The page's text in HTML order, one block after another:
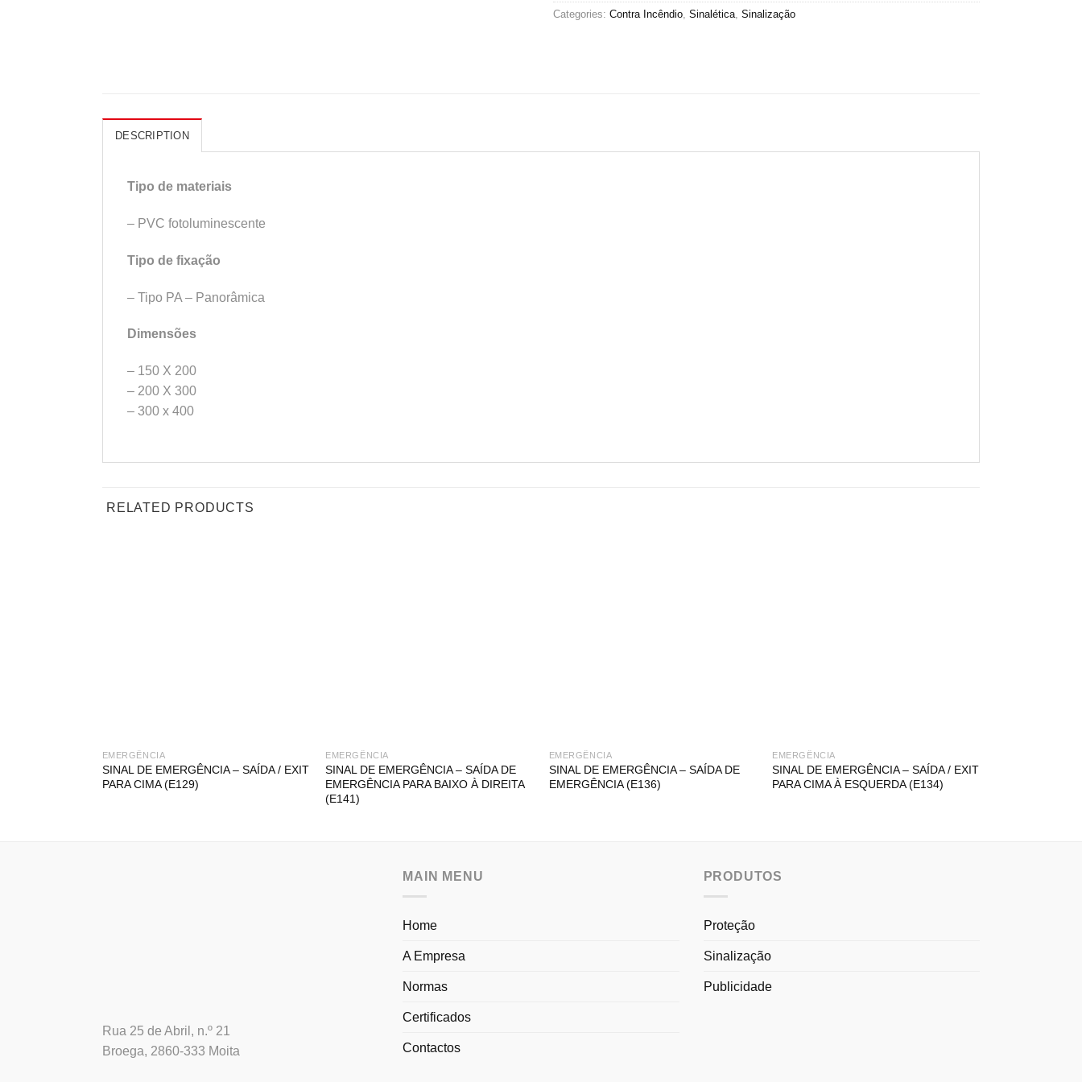
Categories: Contra Incêndio, Sinalética, Sinalização
DESCRIPTION
Tipo de materiais
– PVC fotoluminescente
Tipo de fixação
– Tipo PA – Panorâmica
Dimensões
– 150 X 200
– 200 X 300
– 300 x 400
RELATED PRODUCTS
EMERGÊNCIA
SINAL DE EMERGÊNCIA – SAÍDA / EXIT
PARA CIMA (E129)
EMERGÊNCIA
SINAL DE EMERGÊNCIA – SAÍDA DE
EMERGÊNCIA PARA BAIXO À DIREITA
(E141)
EMERGÊNCIA
SINAL DE EMERGÊNCIA – SAÍDA DE
EMERGÊNCIA (E136)
EMERGÊNCIA
SINAL DE EMERGÊNCIA – SAÍDA / EXIT
PARA CIMA À ESQUERDA (E134)
Rua 25 de Abril, n.º 21
Broega, 2860-333 Moita
MAIN MENU
Home
A Empresa
Normas
Certificados
Contactos
PRODUTOS
Proteção
Sinalização
Publicidade